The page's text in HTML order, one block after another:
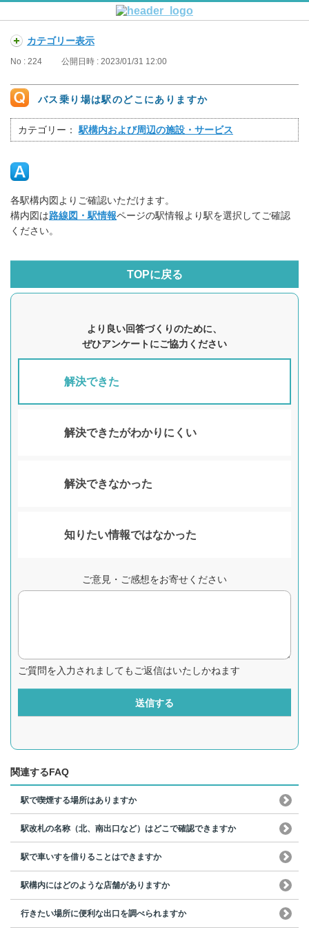
カテゴリー表示
No : 224 公開日時 : 2023/01/31 12:00
バス乗り場は駅のどこにありますか
カテゴリー： 駅構内および周辺の施設・サービス
各駅構内図よりご確認いただけます。
構内図は路線図・駅情報ページの駅情報より駅を選択してご確認
ください。
TOPに戻る
より良い回答づくりのために、
ぜひアンケートにご協力ください
解決できた
解決できたがわかりにくい
解決できなかった
知りたい情報ではなかった
ご意見・ご感想をお寄せください
ご質問を入力されましてもご返信はいたしかねます
送信する
関連するFAQ
駅で喫煙する場所はありますか
駅改札の名称（北、南出口など）はどこで確認できますか
駅で車いすを借りることはできますか
駅構内にはどのような店舗がありますか
行きたい場所に便利な出口を調べられますか